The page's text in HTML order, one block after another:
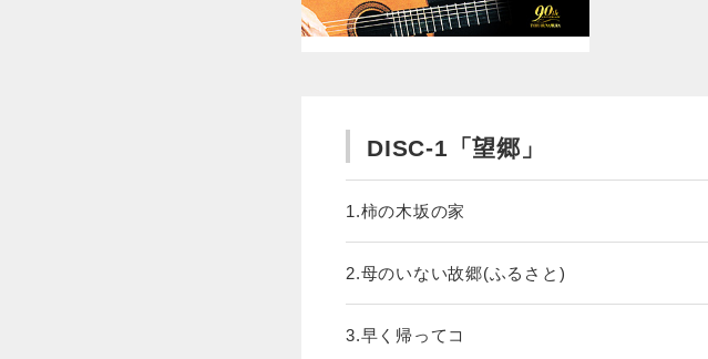
DISC-1「望郷」
1.柿の木坂の家
2.母のいない故郷(ふるさと)
3.早く帰ってコ